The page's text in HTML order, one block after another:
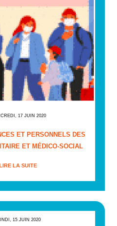
17 JUIN 2020
ET PERSONNELS DES
ET MÉDICO-SOCIAL
LA SUITE
15 JUIN 2020